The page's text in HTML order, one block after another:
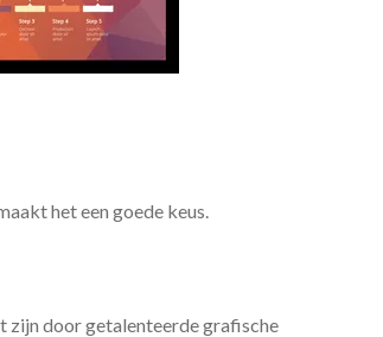
het een goede keus.
zijn door getalenteerde grafische